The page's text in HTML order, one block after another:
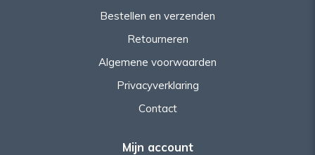
Bestellen en verzenden
Retourneren
Algemene voorwaarden
Privacyverklaring
Contact
Mijn account